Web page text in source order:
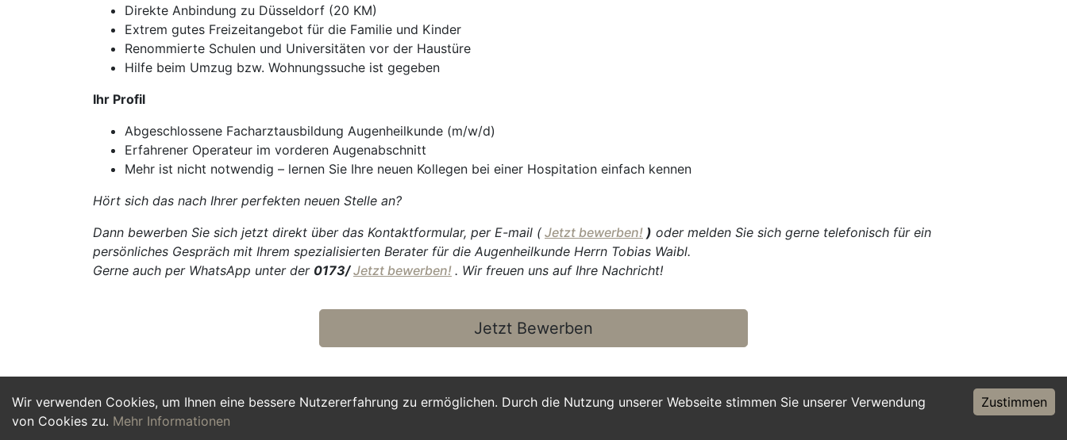
Wir verwenden Cookies, um Ihnen eine bessere Nutzererfahrung zu ermöglichen. Durch die Nutzung unserer Webseite stimmen Sie unserer Verwendung
von Cookies zu. Mehr Informationen
Zustimmen
Direkte Anbindung zu Düsseldorf (20 KM)
Extrem gutes Freizeitangebot für die Familie und Kinder
Renommierte Schulen und Universitäten vor der Haustüre
Hilfe beim Umzug bzw. Wohnungssuche ist gegeben
Ihr Profil
Abgeschlossene Facharztausbildung Augenheilkunde (m/w/d)
Erfahrener Operateur im vorderen Augenabschnitt
Mehr ist nicht notwendig – lernen Sie Ihre neuen Kollegen bei einer Hospitation einfach kennen
Hört sich das nach Ihrer perfekten neuen Stelle an?
Dann bewerben Sie sich jetzt direkt über das Kontaktformular, per E-mail ( Jetzt bewerben! ) oder melden Sie sich gerne telefonisch für ein
persönliches Gespräch mit Ihrem spezialisierten Berater für die Augenheilkunde Herrn Tobias Waibl.
Gerne auch per WhatsApp unter der 0173/Jetzt bewerben! . Wir freuen uns auf Ihre Nachricht!
Jetzt Bewerben